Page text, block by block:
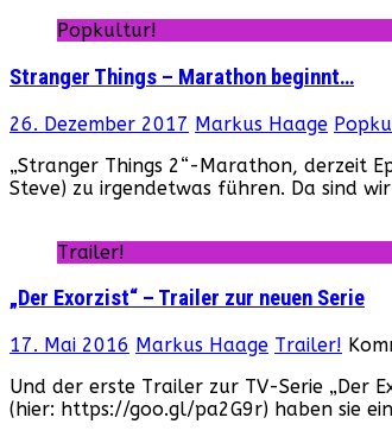
Popkultur!
Stranger Things – Marathon beginnt…
26. Dezember 2017 Markus Haage
„Stranger Things 2“-Marathon, derzeit
Steve) zu irgendetwas führen. Da sind
Trailer!
„Der Exorzist“ – Trailer zur neuen Serie
17. Mai 2016 Markus Haage Trailer!
Und der erste Trailer zur TV-Serie „Der
(hier: https://goo.gl/pa2G9r) haben sie